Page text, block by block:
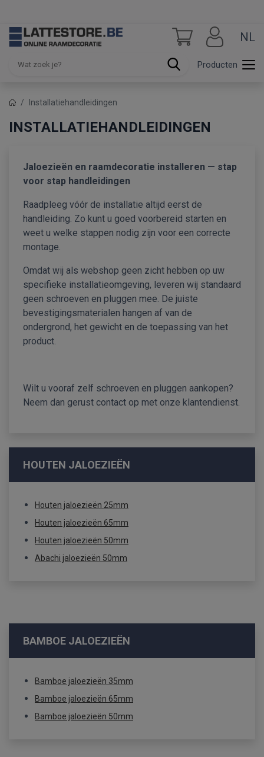
Producten
NL
Installatiehandleidingen
INSTALLATIEHANDLEIDINGEN
Jaloezieën en raamdecoratie installeren — stap
voor stap handleidingen
Raadpleeg vóór de installatie altijd eerst de
handleiding. Zo kunt u goed voorbereid starten en
weet u welke stappen nodig zijn voor een correcte
montage.
Omdat wij als webshop geen zicht hebben op uw
specifieke installatieomgeving, leveren wij standaard
geen schroeven en pluggen mee. De juiste
bevestigingsmaterialen hangen af van de
ondergrond, het gewicht en de toepassing van het
product.
Wilt u vooraf zelf schroeven en pluggen aankopen?
Neem dan gerust contact op met onze klantendienst.
HOUTEN JALOEZIEËN
Houten jaloezieën 25mm
Houten jaloezieën 65mm
Houten jaloezieën 50mm
Abachi jaloezieën 50mm
BAMBOE JALOEZIEËN
Bamboe jaloezieën 35mm
Bamboe jaloezieën 65mm
Bamboe jaloezieën 50mm